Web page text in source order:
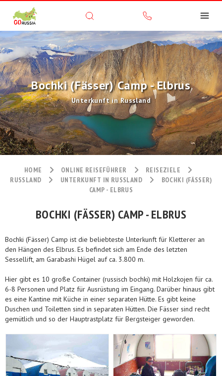
Bochki (Fässer) Camp - Elbrus
Unterkunft in Russland
HOME ONLINE REISEFÜHRER
REISEZIELE
RUSSLAND
UNTERKUNFT IN RUSSLAND
BOCHKI (FÄSSER)
CAMP - ELBRUS
BOCHKI (FÄSSER) CAMP - ELBRUS
Bochki (Fässer) Camp ist die beliebteste Unterkunft für Kletterer an
den Hängen des Elbrus. Es befindet sich am Ende des letzten
Sessellift, am Garabashi Hügel auf ca. 3.800 m.
Hier gibt es 10 große Container (russisch bochki) mit Holzkojen für ca.
6-8 Personen und Platz für Ausrüstung im Eingang. Darüber hinaus gibt
es eine Kantine mit Küche in einer separaten Hütte. Es gibt keine
Duschen und Toiletten sind in separaten Hütten. Die Fässer sind recht
gemütlich und so der Hauptrastplatz für Bergsteiger geworden.